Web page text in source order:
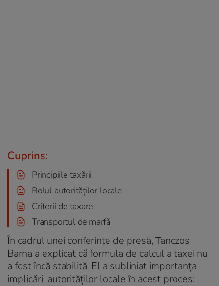
Cuprins:
Principiile taxării
Rolul autorităților locale
Criterii de taxare
Transportul de marfă
În cadrul unei conferințe de presă, Tanczos
Barna a explicat că formula de calcul a taxei nu
a fost încă stabilită. El a subliniat importanța
implicării autorităților locale în acest proces: